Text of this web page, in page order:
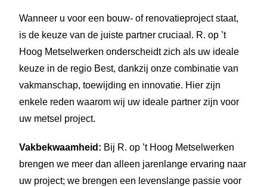
Wanneer u voor een bouw- of renovatieproject staat,
is de keuze van de juiste partner cruciaal. R. op ’t
Hoog Metselwerken onderscheidt zich als uw ideale
keuze in de regio Best, dankzij onze combinatie van
vakmanschap, toewijding en innovatie. Hier zijn
enkele reden waarom wij uw ideale partner zijn voor
uw metsel project.
Vakbekwaamheid: Bij R. op ’t Hoog Metselwerken
brengen we meer dan alleen jarenlange ervaring naar
uw project; we brengen een levenslange passie voor